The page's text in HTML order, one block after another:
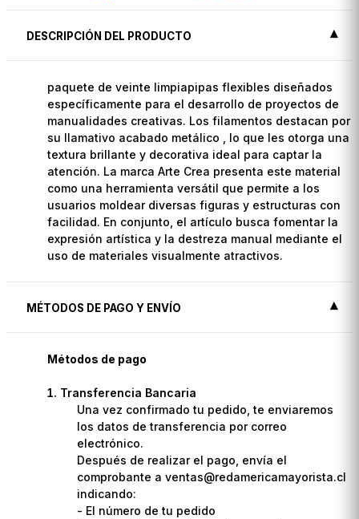
DESCRIPCIÓN DEL PRODUCTO
paquete de veinte limpiapipas flexibles diseñados
específicamente para el desarrollo de proyectos de
manualidades creativas. Los filamentos destacan por
su llamativo acabado metálico , lo que les otorga una
textura brillante y decorativa ideal para captar la
atención. La marca Arte Crea presenta este material
como una herramienta versátil que permite a los
usuarios moldear diversas figuras y estructuras con
facilidad. En conjunto, el artículo busca fomentar la
expresión artística y la destreza manual mediante el
uso de materiales visualmente atractivos.
MÉTODOS DE PAGO Y ENVÍO
Métodos de pago
Transferencia Bancaria
Una vez confirmado tu pedido, te enviaremos
los datos de transferencia por correo
electrónico.
Después de realizar el pago, envía el
comprobante a ventas@redamericamayorista.cl
indicando:
- El número de tu pedido